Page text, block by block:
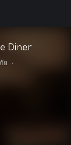
Diner
ย
•